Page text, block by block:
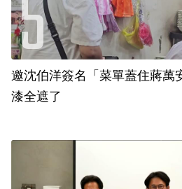
邀沈伯洋簽名「菜單蓋住蔣萬
漆全遮了